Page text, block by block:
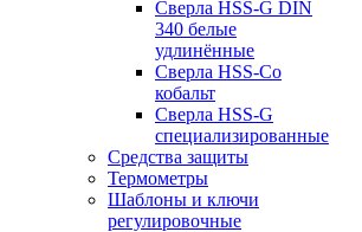
Сверла HSS-G DIN
340 белые
удлинённые
Сверла HSS-Co
кобальт
Сверла HSS-G
специализированные
Средства защиты
Термометры
Шаблоны и ключи
регулировочные